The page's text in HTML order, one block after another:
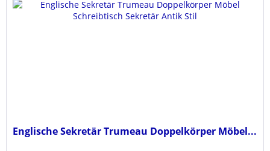
Englische Sekretär Trumeau Doppelkörper Möbel...